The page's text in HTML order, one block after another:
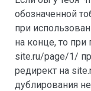
обозначенной
при
на конце, то
site.ru/page/1/
редирект на
дублирования